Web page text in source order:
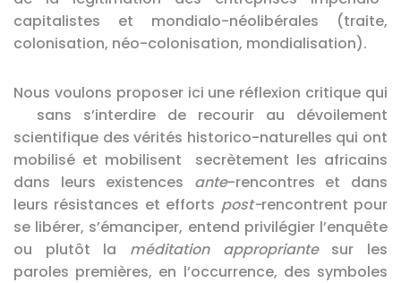
capitalistes et mondialo-néolibérales (traite,
colonisation, néo-colonisation, mondialisation).
Nous voulons proposer ici une réflexion critique qui
sans s’interdire de recourir au dévoilement
scientifique des vérités historico-naturelles qui ont
mobilisé et mobilisent secrètement les africains
dans leurs existences ante-rencontres et dans
leurs résistances et efforts post-rencontrent pour
se libérer, s’émanciper, entend privilégier l’enquête
ou plutôt la méditation appropriantesur les
paroles premières, en l’occurrence, des symboles